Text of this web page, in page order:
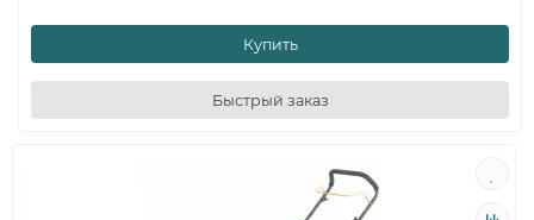
Купить
Быстрый заказ